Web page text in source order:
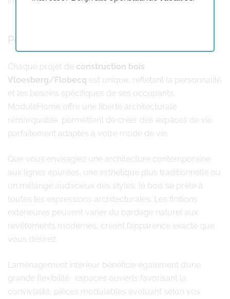
Personnalisation et flexibilité architecturale
Chaque projet de construction bois
Vloesberg/Flobecq est unique, reflétant la personnalité
et les besoins spécifiques de ses occupants.
ModuleHome offre une liberté architecturale
remarquable, permettant de créer des espaces de vie
parfaitement adaptés à votre mode de vie.
Que vous envisagiez une architecture contemporaine
aux lignes épurées, une esthétique plus traditionnelle ou
un mélange audacieux des styles, le bois se prête à
toutes les expressions architecturales. Les finitions
extérieures peuvent varier du bardage naturel aux
revêtements modernes, créant l’apparence exacte que
vous désirez.
L’aménagement intérieur bénéficie également d’une
grande flexibilité : espaces ouverts favorisant la
convivialité, pièces modulables évoluant selon vos